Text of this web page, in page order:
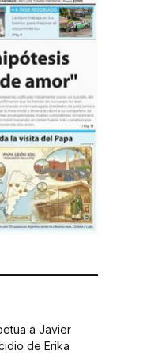
a Javier
de Erika